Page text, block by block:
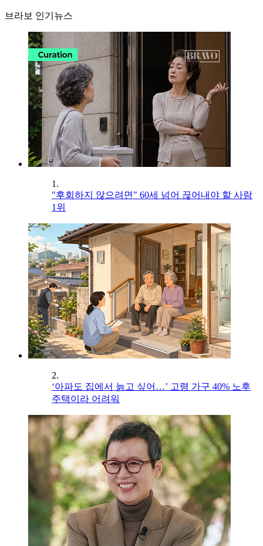
브라보 인기뉴스
1.
"후회하지 않으려면" 60세 넘어 끊어내야 할 사람
1위
2.
‘아파도 집에서 늙고 싶어…’ 고령 가구 40% 노후
주택이라 어려워